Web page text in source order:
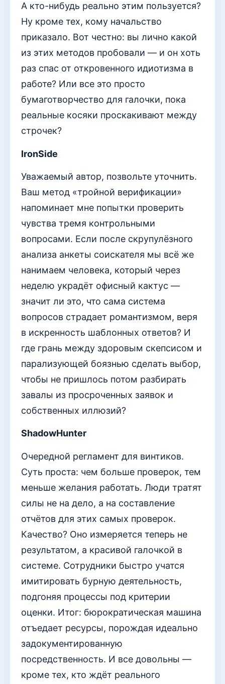
А кто-нибудь реально этим пользуется?
Ну кроме тех, кому начальство
приказало. Вот честно: вы лично какой
из этих методов пробовали — и он хоть
раз спас от откровенного идиотизма в
работе? Или все это просто
бумаготворчество для галочки, пока
реальные косяки проскакивают между
строчек?
IronSide
Уважаемый автор, позвольте уточнить.
Ваш метод «тройной верификации»
напоминает мне попытки проверить
чувства тремя контрольными
вопросами. Если после скрупулёзного
анализа анкеты соискателя мы всё же
нанимаем человека, который через
неделю украдёт офисный кактус —
значит ли это, что сама система
вопросов страдает романтизмом, веря
в искренность шаблонных ответов? И
где грань между здоровым скепсисом и
парализующей боязнью сделать выбор,
чтобы не пришлось потом разбирать
завалы из просроченных заявок и
собственных иллюзий?
ShadowHunter
Очередной регламент для винтиков.
Суть проста: чем больше проверок, тем
меньше желания работать. Люди тратят
силы не на дело, а на составление
отчётов для этих самых проверок.
Качество? Оно измеряется теперь не
результатом, а красивой галочкой в
системе. Сотрудники быстро учатся
имитировать бурную деятельность,
подгоняя процессы под критерии
оценки. Итог: бюрократическая машина
отъедает ресурсы, порождая идеально
задокументированную
посредственность. И все довольны —
кроме тех, кто ждёт реального